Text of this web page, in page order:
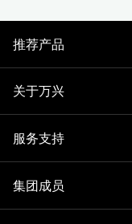
推荐产品
关于万兴
服务支持
集团成员